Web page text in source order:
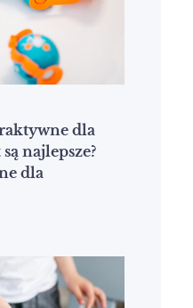
dla
najlepsze?
dla